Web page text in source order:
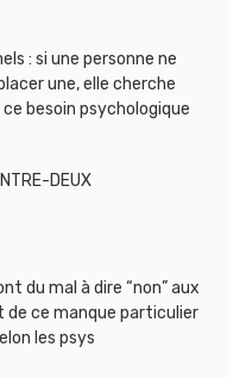
: si une personne ne
une, elle cherche
besoin psychologique
DEUX
du mal à dire “non” aux
ce manque particulier
les psys